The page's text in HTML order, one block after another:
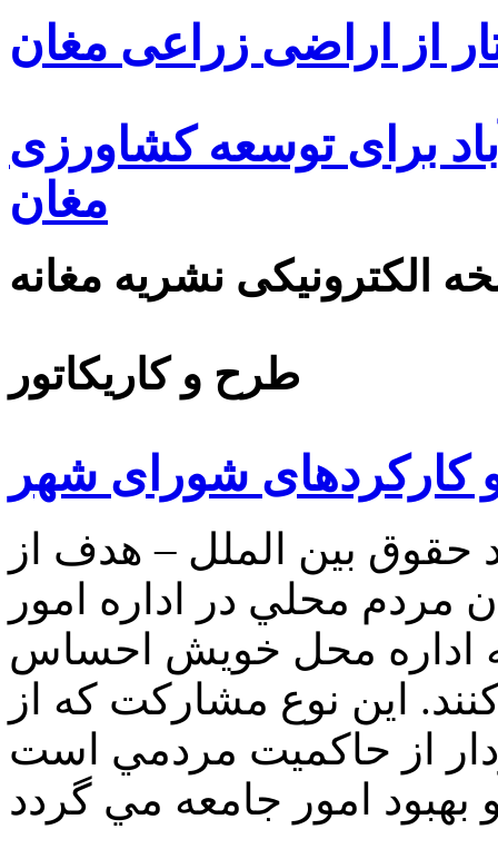
از اراضی زراعی مغان
برای توسعه کشاورزی
مغان
الکترونیکی نشریه مغانه
طرح و کاریکاتور
کارکردهای شورای شهر
بین الملل – هدف از
محلي در اداره امور
اداره محل خويش احساس
اين نوع مشاركت كه از
از حاكميت مردمي است